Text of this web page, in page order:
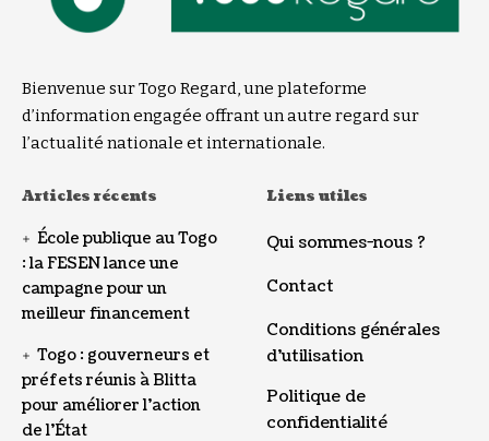
Bienvenue sur Togo Regard, une plateforme
d’information engagée offrant un autre regard sur
l’actualité nationale et internationale.
Articles récents
École publique au Togo
: la FESEN lance une
campagne pour un
meilleur financement
Togo : gouverneurs et
préfets réunis à Blitta
pour améliorer l’action
de l’État
Liens utiles
Qui sommes-nous ?
Contact
Conditions générales
d’utilisation
Politique de
confidentialité